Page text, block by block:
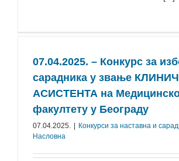
07.04.2025. – Конкурс за
сарадника у звање
АСИСТЕНТА на
факултету у Београду
07.04.2025. Конкурси за наставна и
Насловна